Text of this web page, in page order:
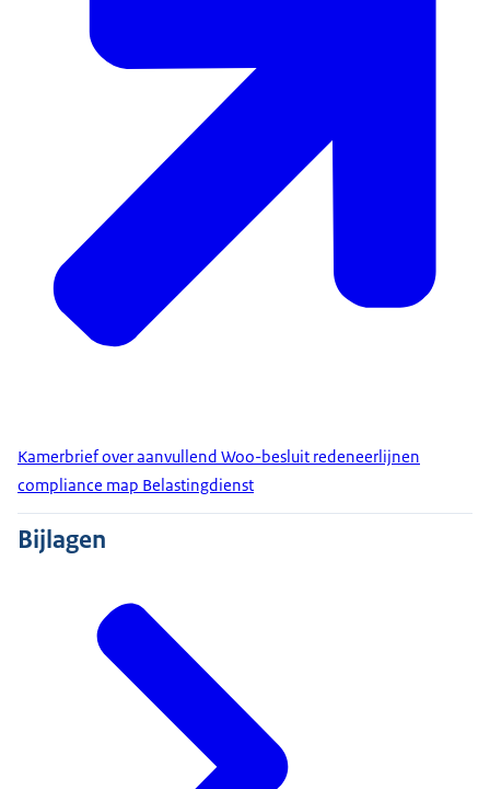
Kamerbrief over aanvullend Woo-besluit redeneerlijnen
compliance map Belastingdienst
Bijlagen